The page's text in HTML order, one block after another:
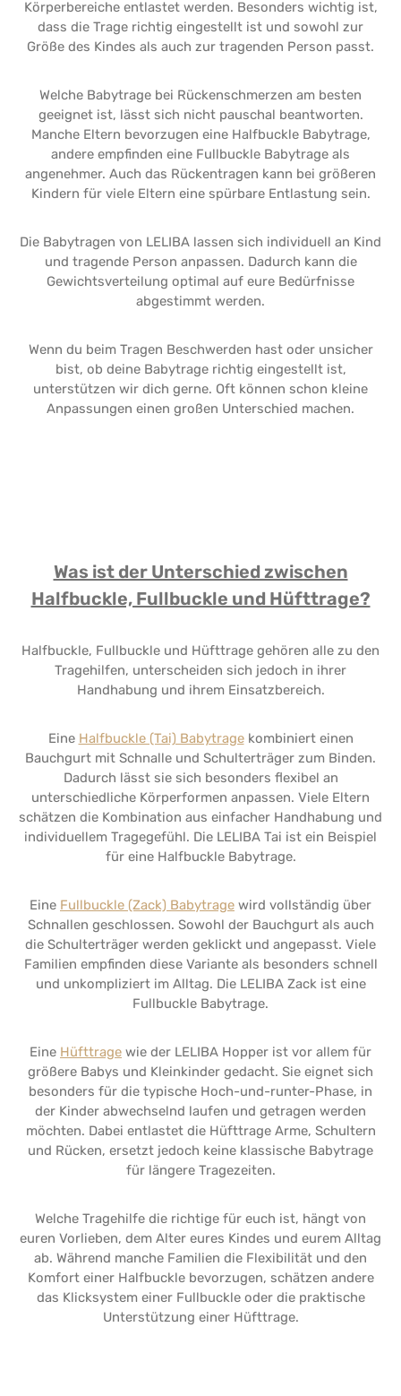
Körperbereiche entlastet werden. Besonders wichtig ist,
dass die Trage richtig eingestellt ist und sowohl zur
Größe des Kindes als auch zur tragenden Person passt.
Welche Babytrage bei Rückenschmerzen am besten
geeignet ist, lässt sich nicht pauschal beantworten.
Manche Eltern bevorzugen eine Halfbuckle Babytrage,
andere empfinden eine Fullbuckle Babytrage als
angenehmer. Auch das Rückentragen kann bei größeren
Kindern für viele Eltern eine spürbare Entlastung sein.
Die Babytragen von LELIBA lassen sich individuell an Kind
und tragende Person anpassen. Dadurch kann die
Gewichtsverteilung optimal auf eure Bedürfnisse
abgestimmt werden.
Wenn du beim Tragen Beschwerden hast oder unsicher
bist, ob deine Babytrage richtig eingestellt ist,
unterstützen wir dich gerne. Oft können schon kleine
Anpassungen einen großen Unterschied machen.
Was ist der Unterschied zwischen
Halfbuckle, Fullbuckle und Hüfttrage?
Halfbuckle, Fullbuckle und Hüfttrage gehören alle zu den
Tragehilfen, unterscheiden sich jedoch in ihrer
Handhabung und ihrem Einsatzbereich.
Eine Halfbuckle (Tai) Babytrage kombiniert einen
Bauchgurt mit Schnalle und Schulterträger zum Binden.
Dadurch lässt sie sich besonders flexibel an
unterschiedliche Körperformen anpassen. Viele Eltern
schätzen die Kombination aus einfacher Handhabung und
individuellem Tragegefühl. Die LELIBA Tai ist ein Beispiel
für eine Halfbuckle Babytrage.
Eine Fullbuckle (Zack) Babytrage wird vollständig über
Schnallen geschlossen. Sowohl der Bauchgurt als auch
die Schulterträger werden geklickt und angepasst. Viele
Familien empfinden diese Variante als besonders schnell
und unkompliziert im Alltag. Die LELIBA Zack ist eine
Fullbuckle Babytrage.
Eine Hüfttrage wie der LELIBA Hopper ist vor allem für
größere Babys und Kleinkinder gedacht. Sie eignet sich
besonders für die typische Hoch-und-runter-Phase, in
der Kinder abwechselnd laufen und getragen werden
möchten. Dabei entlastet die Hüfttrage Arme, Schultern
und Rücken, ersetzt jedoch keine klassische Babytrage
für längere Tragezeiten.
Welche Tragehilfe die richtige für euch ist, hängt von
euren Vorlieben, dem Alter eures Kindes und eurem Alltag
ab. Während manche Familien die Flexibilität und den
Komfort einer Halfbuckle bevorzugen, schätzen andere
das Klicksystem einer Fullbuckle oder die praktische
Unterstützung einer Hüfttrage.